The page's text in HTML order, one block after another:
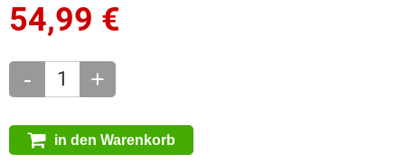
54,99 €
- +
in den Warenkorb